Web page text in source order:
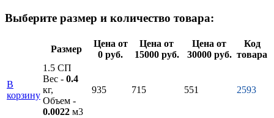
Выберите размер и количество товара:
Размер
Цена от
0 руб.
Цена от
15000 руб.
Цена от
30000 руб.
Код
товара
В
корзину
1.5 СП
Вес - 0.4
кг,
Объем -
0.0022 м3
935 715 551 2593